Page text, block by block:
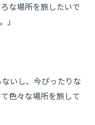
な場所を旅したいで
」
いし、今ぴったりな
色々な場所を旅して